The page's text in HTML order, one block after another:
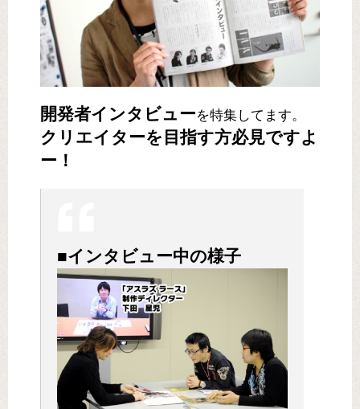
開発者インタビューを特集してます。
クリエイターを目指す方必見ですよ
ー！
■インタビュー中の様子